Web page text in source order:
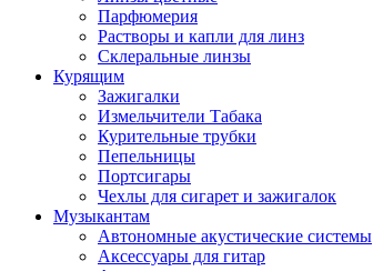
Парфюмерия
Растворы и капли для линз
Склеральные линзы
Курящим
Зажигалки
Измельчители Табака
Курительные трубки
Пепельницы
Портсигары
Чехлы для сигарет и зажигалок
Музыкантам
Автономные акустические системы
Аксессуары для гитар